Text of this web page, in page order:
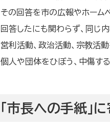
その回答を市の広報やホーム
回答したにも関わらず、同じ
営利活動、政治活動、宗教活
個人や団体をひぼう、中傷す
「市長への手紙」